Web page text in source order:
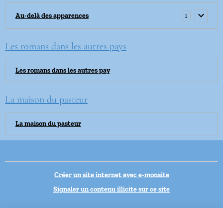
Au-delà des apparences 1
Les romans dans les autres pays
Les romans dans les autres pay
La maison du pasteur
La maison du pasteur
Créer un site internet avec e-monsite
Signaler un contenu illicite sur ce site